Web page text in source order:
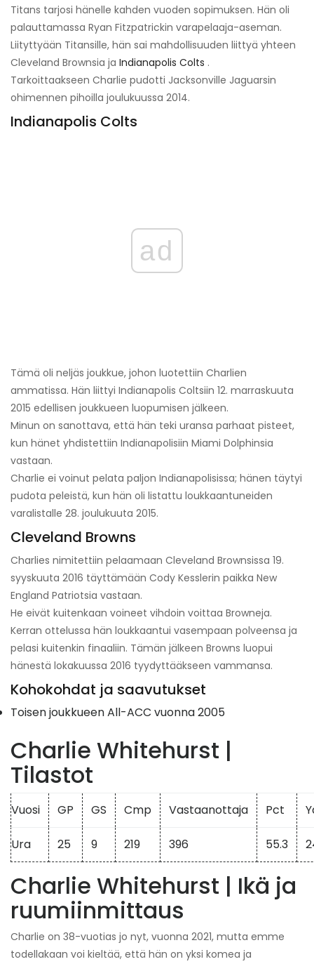
Titans tarjosi hänelle kahden vuoden sopimuksen. Hän oli
palauttamassa Ryan Fitzpatrickin varapelaaja-aseman.
Liityttyään Titansille, hän sai mahdollisuuden liittyä yhteen
Cleveland Brownsia ja Indianapolis Colts .
Tarkoittaakseen Charlie pudotti Jacksonville Jaguarsin
ohimennen pihoilla joulukuussa 2014.
Indianapolis Colts
ad
Tämä oli neljäs joukkue, johon luotettiin Charlien
ammatissa. Hän liittyi Indianapolis Coltsiin 12. marraskuuta
2015 edellisen joukkueen luopumisen jälkeen.
Minun on sanottava, että hän teki uransa parhaat pisteet,
kun hänet yhdistettiin Indianapolisiin Miami Dolphinsia
vastaan.
Charlie ei voinut pelata paljon Indianapolisissa; hänen täytyi
pudota peleistä, kun hän oli listattu loukkaantuneiden
varalistalle 28. joulukuuta 2015.
Cleveland Browns
Charlies nimitettiin pelaamaan Cleveland Brownsissa 19.
syyskuuta 2016 täyttämään Cody Kesslerin paikka New
England Patriotsia vastaan.
He eivät kuitenkaan voineet vihdoin voittaa Browneja.
Kerran ottelussa hän loukkaantui vasempaan polveensa ja
pelasi kuitenkin finaaliin. Tämän jälkeen Browns luopui
hänestä lokakuussa 2016 tyydyttääkseen vammansa.
Kohokohdat ja saavutukset
Toisen joukkueen All-ACC vuonna 2005
Charlie Whitehurst |
Tilastot
Vuosi GP GS Cmp Vastaanottaja Pct
Ura 25 9 219 396 55.3
Charlie Whitehurst | Ikä ja
ruumiinmittaus
Charlie on 38-vuotias jo nyt, vuonna 2021, mutta emme
todellakaan voi kieltää, että hän on yksi komea ja